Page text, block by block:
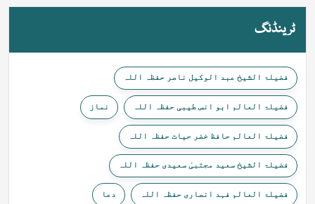
ٹرینڈنگ
فضیلۃ الشیخ عبد الوکیل ناصر حفظہ اللہ
فضیلۃ العالم ابو انس طیبی حفظہ اللہ نماز
فضیلۃ العالم حافظ خضر حیات حفظہ اللہ
فضیلۃ الشیخ سعید مجتبیٰ سعیدی حفظہ اللہ
فضیلۃ العالم فہد انصاری حفظہ اللہ دعا